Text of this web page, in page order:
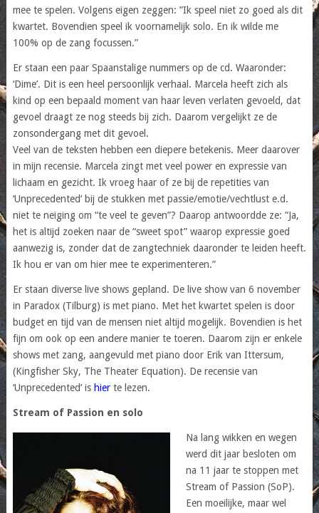
mee te spelen. Volgens eigen zeggen: ”Ik speel niet zo goed als dit
kwartet. Bovendien speel ik voornamelijk solo. En ik wilde me
100% op de zang focussen.”
Er staan een paar Spaanstalige nummers op de cd. Waaronder:
‘Dime’. Dit is een heel persoonlijk verhaal. Marcela heeft zich als
kind op een bepaald moment van haar leven verlaten gevoeld, dat
gevoel draagt ze nog steeds bij zich. Daarom vergelijkt ze de
zonsondergang met dit gevoel.
Veel van de teksten hebben een diepere betekenis. Meer daarover
in mijn recensie. Marcela zingt met veel power en expressie van
lichaam en gezicht. Ik vroeg haar of ze bij de repetities van
‘Unprecedented’ bij de stukken met passie/emotie/vechtlust e.d.
niet te neiging om “te veel te geven”? Daarop antwoordde ze: ”Ja,
het is altijd zoeken naar de “sweet spot” waarop expressie goed
aanwezig is, zonder dat de zangtechniek daaronder te leiden heeft.
Ik hou er van om hier mee te experimenteren.”
Er staan diverse live shows gepland. De live show van 6 november
in Paradox (Tilburg) is met piano. Met het kwartet spelen is door
budget en tijd van de mensen niet altijd mogelijk. Bovendien is het
fijn om ook op een andere manier te toeren. Daarom zijn er enkele
shows met zang, aangevuld met piano door Erik van Ittersum,
(Kingfisher Sky, The Theater Equation). De recensie van
‘Unprecedented’ is hierte lezen.
Stream of Passion en solo
Na lang wikken en wegen
werd dit jaar besloten om
na 11 jaar te stoppen met
Stream of Passion (SoP).
Een moeilijke, maar wel